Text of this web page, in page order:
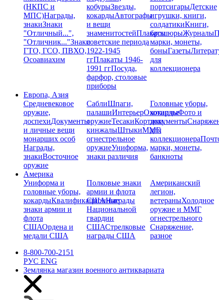
(НКПС и
МПС)Награды,
знакиЗнаки
"Отличный...",
"Отличник..."Знаки
ГТО, ГСО, ПВХО,
Осоавиахим
кобурыЗвезды,
кокардыАвтографы
и вещи
знаменитостейПлакаты
советские периода
1922-1945
ггПлакаты 1946-
1991 ггПосуда,
фарфор, столовые
приборы
портсигарыДетские
игрушки, книги,
солдатикиКниги,
брошюрыЖурналы
марки, монеты,
боныГазеты
для
коллекционера
Европа, Азия
Средневековое
оружие,
доспехиДокументы
и личные вещи
монарших особ
Награды,
знакиВосточное
оружие
СаблиШпаги,
палашиИнтерьерОхотничье
оружиеТесакиКортики,
кинжалыШтыкиММГ,
огнестрельное
оружиеУниформа,
знаки различия
Головные уборы,
кокардыФото и
документы
для
коллекционера
марки, монеты,
банкноты
Америка
Униформа и
головные уборы,
кокардыКвалификационные
знаки армии и
флота
СШАОрдена и
медали США
Полковые знаки
армии и флота
СШАНаграды
Национальной
гвардии
СШАСтрелковые
награды США
Американский
легион,
ветераныХолодное
оружие и ММГ
огнестрельного
Снаряжение,
разное
8-800-700-2151
РУС ENG
Землянка магазин военного антиквариата